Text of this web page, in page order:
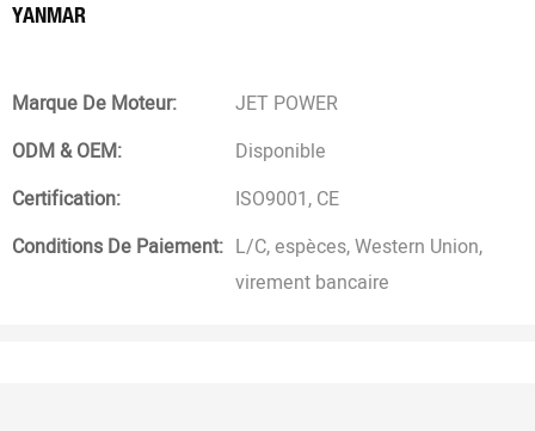
YANMAR
Marque De Moteur:
JET POWER
ODM & OEM:
Disponible
Certification:
ISO9001, CE
Conditions De Paiement: L/C, espèces, Western Union,
virement bancaire